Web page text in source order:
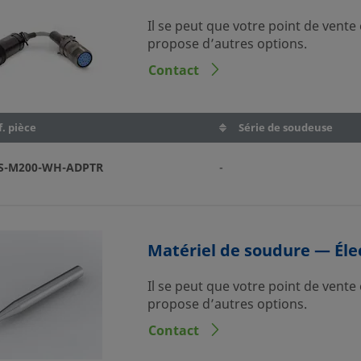
Il se peut que votre point de
propose d’autres options.
Contact
pièce Série de soudeuse
M200-WH-ADPTR -
Matériel de soudure —
Il se peut que votre point de
propose d’autres options.
Contact